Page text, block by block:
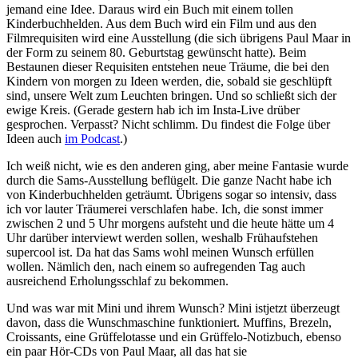
jemand eine Idee. Daraus wird ein Buch mit einem tollen
Kinderbuchhelden. Aus dem Buch wird ein Film und aus den
Filmrequisiten wird eine Ausstellung (die sich übrigens Paul Maar in
der Form zu seinem 80. Geburtstag gewünscht hatte). Beim
Bestaunen dieser Requisiten entstehen neue Träume, die bei den
Kindern von morgen zu Ideen werden, die, sobald sie geschlüpft
sind, unsere Welt zum Leuchten bringen. Und so schließt sich der
ewige Kreis. (Gerade gestern hab ich im Insta-Live drüber
gesprochen. Verpasst? Nicht schlimm. Du findest die Folge über
Ideen auch im Podcast.)
Ich weiß nicht, wie es den anderen ging, aber meine Fantasie wurde
durch die Sams-Ausstellung beflügelt. Die ganze Nacht habe ich
von Kinderbuchhelden geträumt. Übrigens sogar so intensiv, dass
ich vor lauter Träumerei verschlafen habe. Ich, die sonst immer
zwischen 2 und 5 Uhr morgens aufsteht und die heute hätte um 4
Uhr darüber interviewt werden sollen, weshalb Frühaufstehen
supercool ist. Da hat das Sams wohl meinen Wunsch erfüllen
wollen. Nämlich den, nach einem so aufregenden Tag auch
ausreichend Erholungsschlaf zu bekommen.
Und was war mit Mini und ihrem Wunsch? Mini istjetzt überzeugt
davon, dass die Wunschmaschine funktioniert. Muffins, Brezeln,
Croissants, eine Grüffelotasse und ein Grüffelo-Notizbuch, ebenso
ein paar Hör-CDs von Paul Maar, all das hat sie